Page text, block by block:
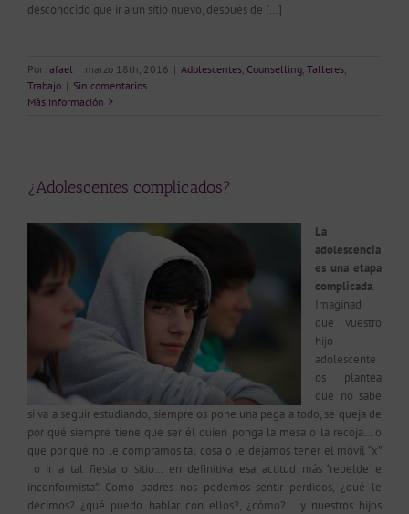
desconocido que ir a un sitio nuevo, después de […]
Por rafael | marzo 18th, 2016 | Adolescentes Counselling Talleres
Trabajo | Sin comentarios
Más información
¿Adolescentes complicados?
La
adolescencia
es una etapa
complicada.
Imaginad
que vuestro
hijo
adolescente
os plantea
que no sabe
si va a seguir estudiando, siempre os pone una pega a todo, se queja de
por qué siempre tiene que ser él quien ponga la mesa o la recoja… o
que por qué no le compramos tal cosa o le dejamos tener el móvil “x”
o ir a tal fiesta o sitio… en definitiva esa actitud más “rebelde e
inconformista”. Como padres nos podemos sentir perdidos, ¿qué le
decimos? ¿qué puedo hablar con ellos?, ¿cómo?… y nuestros hijos